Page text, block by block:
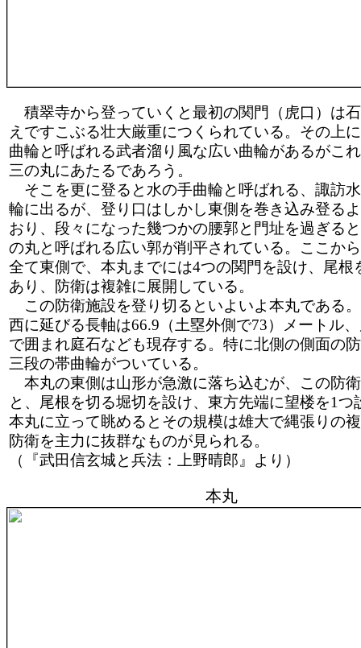
積翠寺から登っていくと最初の関門（虎口）は
えですこぶる壮大厳重につくられている。その上
曲輪と呼ばれる武者溜り風な広い曲輪があるがこ
三の丸にあたるであろう。
そこを更に登ると水の手曲輪と呼ばれる、諏訪
輪に出るが、登り口はしかし東側を巻き込み登る
おり、段々になった幾つかの腰郭と門址を過ぎる
の丸と呼ばれる広い郭が削平されている。ここか
全て東側で、本丸までには4つの関門を設け、尾根
あり、防衛は複雑に展開している。
この防衛施設を登り切るといよいよ本丸である
西に延びる長軸は66.9（土塁外側で73）メートル
で囲まれ庭石なども現存する。特に北側の側面の
三段の帯曲輪がついている。
本丸の東側は山形が急激に落ち込むが、この防
と、尾根を切る堀切を設け、東方先端に望楼を1つ
本丸に立って眺めるとその規模は雄大で縄張りの
防衛を主力に抜群なものが見られる。
（『武田信玄城と兵法：上野晴郎』より）
本丸